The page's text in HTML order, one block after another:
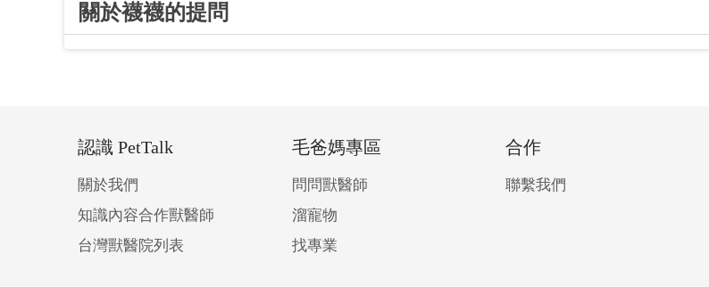
關於襪襪的提問
認識 PetTalk
關於我們
知識內容合作獸醫師
台灣獸醫院列表
毛爸媽專區
問問獸醫師
溜寵物
找專業
合作
聯繫我們